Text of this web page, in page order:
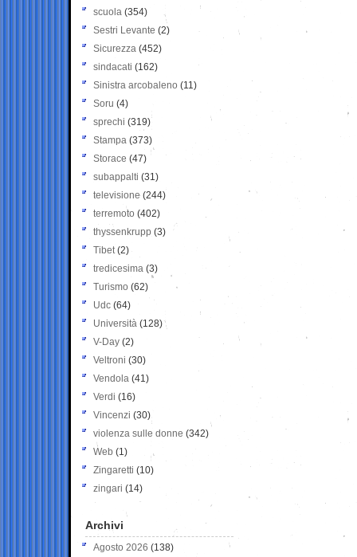
scuola (354)
Sestri Levante (2)
Sicurezza (452)
sindacati (162)
Sinistra arcobaleno (11)
Soru (4)
sprechi (319)
Stampa (373)
Storace (47)
subappalti (31)
televisione(244)
terremoto (402)
thyssenkrupp (3)
Tibet(2)
tredicesima (3)
Turismo (62)
Udc (64)
Università (128)
V-Day (2)
Veltroni (30)
Vendola (41)
Verdi (16)
Vincenzi (30)
violenza sulle donne (342)
Web (1)
Zingaretti (10)
zingari (14)
Archivi
Agosto 2026 (138)